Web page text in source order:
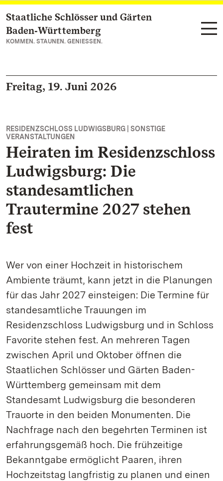
Zum Hauptinhalt springen
Staatliche Schlösser und Gärten
Baden‑Württemberg
KOMMEN. STAUNEN. GENIESSEN.
Freitag, 19. Juni 2026
RESIDENZSCHLOSS LUDWIGSBURG | SONSTIGE
VERANSTALTUNGEN
Heiraten im Residenzschloss
Ludwigsburg: Die
standesamtlichen
Trautermine 2027 stehen
fest
Wer von einer Hochzeit in historischem
Ambiente träumt, kann jetzt in die Planungen
für das Jahr 2027 einsteigen: Die Termine für
standesamtliche Trauungen im
Residenzschloss Ludwigsburg und in Schloss
Favorite stehen fest. An mehreren Tagen
zwischen April und Oktober öffnen die
Staatlichen Schlösser und Gärten Baden-
Württemberg gemeinsam mit dem
Standesamt Ludwigsburg die besonderen
Trauorte in den beiden Monumenten. Die
Nachfrage nach den begehrten Terminen ist
erfahrungsgemäß hoch. Die frühzeitige
Bekanntgabe ermöglicht Paaren, ihren
Hochzeitstag langfristig zu planen und einen